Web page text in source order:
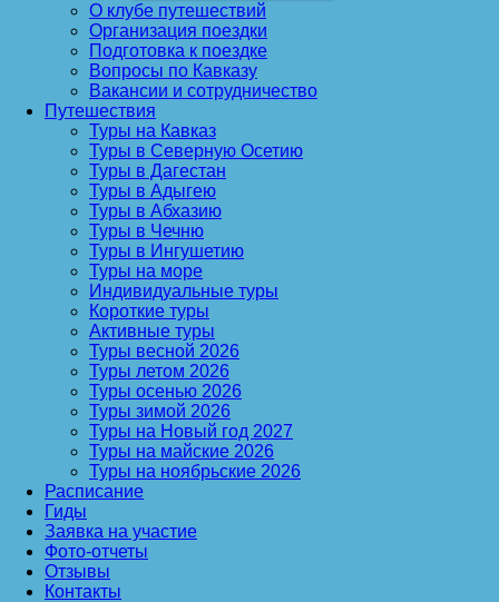
О клубе путешествий
Организация поездки
Подготовка к поездке
Вопросы по Кавказу
Вакансии и сотрудничество
Путешествия
Туры на Кавказ
Туры в Северную Осетию
Туры в Дагестан
Туры в Адыгею
Туры в Абхазию
Туры в Чечню
Туры в Ингушетию
Туры на море
Индивидуальные туры
Короткие туры
Активные туры
Туры весной 2026
Туры летом 2026
Туры осенью 2026
Туры зимой 2026
Туры на Новый год 2027
Туры на майские 2026
Туры на ноябрьские 2026
Расписание
Гиды
Заявка на участие
Фото-отчеты
Отзывы
Контакты